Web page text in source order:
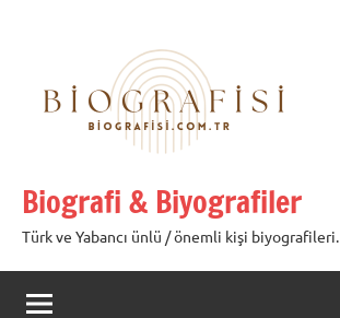
Biografi & Biyografiler
Türk ve Yabancı ünlü / önemli kişi biyografileri.